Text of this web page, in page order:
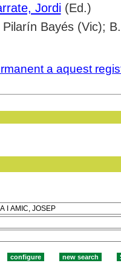
Jordi(Ed.)
Pilarín Bayés (Vic);
a aquest